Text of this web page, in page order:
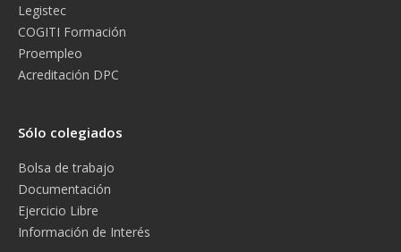
Legistec
COGITI Formación
Proempleo
Acreditación DPC
Sólo colegiados
Bolsa de trabajo
Documentación
Ejercicio Libre
Información de Interés